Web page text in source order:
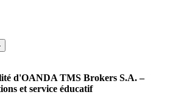
d'OANDA TMS Brokers S.A. –
et service éducatif